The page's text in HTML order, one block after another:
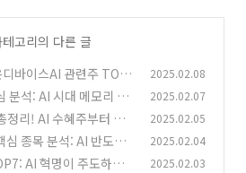
고리의 다른 글
바이스AI 관련주 TOP
2025.02.08
분석: AI 시대 메모리 혁
2025.02.07
정리! AI 수혜주부터 글
2025.02.05
심 종목 분석: AI 반도체
업
(0)
2025.02.04
AI 혁명이 주도하는
2025.02.03